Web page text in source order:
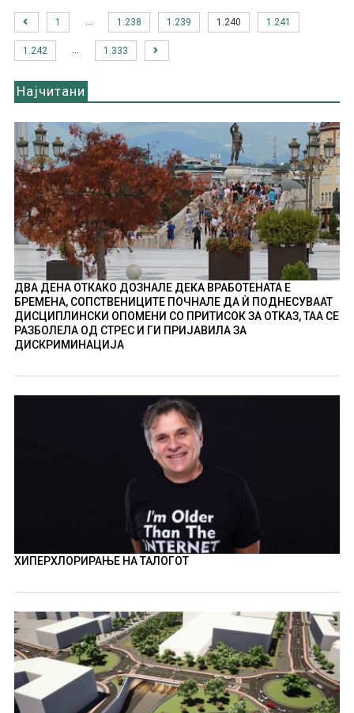
1 1.238 1.239 1.240 1.241
1.242 1.333
Најчитани
ДВА ДЕНА ОТКАКО ДОЗНАЛЕ ДЕКА ВРАБОТЕНАТА Е
БРЕМЕНА, СОПСТВЕНИЦИТЕ ПОЧНАЛЕ ДА Ѝ ПОДНЕСУВААТ
ДИСЦИПЛИНСКИ ОПОМЕНИ СО ПРИТИСОК ЗА ОТКАЗ, ТАА СЕ
РАЗБОЛЕЛА ОД СТРЕС И ГИ ПРИЈАВИЛА ЗА
ДИСКРИМИНАЦИЈА
ХИПЕРХЛОРИРАЊЕ НА ТАЛОГОТ